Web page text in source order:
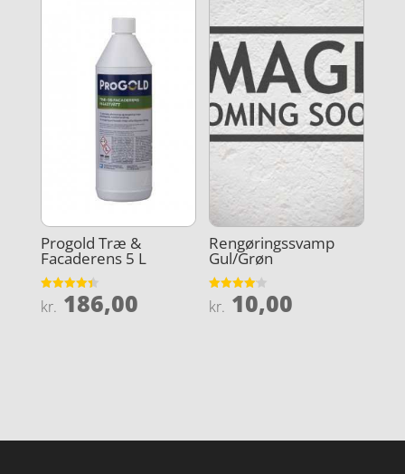
Progold Træ &
Facaderens 5 L
Vurderet
4.4
kr. 186,00
Rengøringssvamp
Gul/Grøn
Vurderet
4.1
kr. 10,00